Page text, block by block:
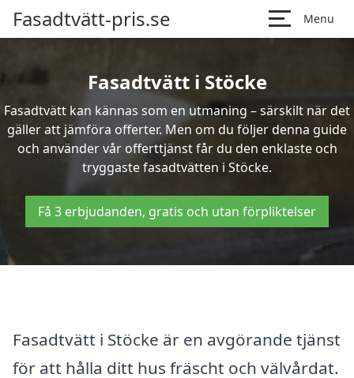
Fasadtvätt-pris.se Menu
Fasadtvätt i Stöcke
Fasadtvätt kan kännas som en utmaning – särskilt när det
gäller att jämföra offerter. Men om du följer denna guide
och använder vår offerttjänst får du den enklaste och
tryggaste fasadtvätten i Stöcke.
Få 3 erbjudanden, gratis och utan förpliktelser
Fasadtvätt i Stöcke är en avgörande tjänst
för att hålla ditt hus fräscht och välvårdat.